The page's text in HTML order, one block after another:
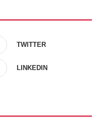
TWITTER
LINKEDIN